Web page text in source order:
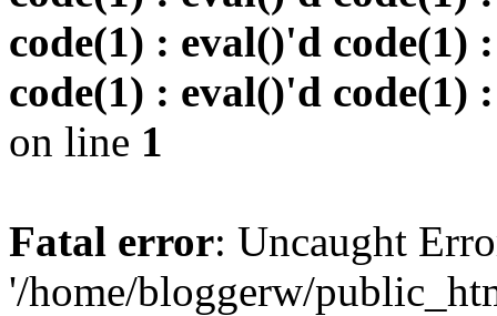
code(1) : eval()'d code(1)
code(1) : eval()'d code(1)
on line 1
Fatal error: Uncaught
'/home/bloggerw/